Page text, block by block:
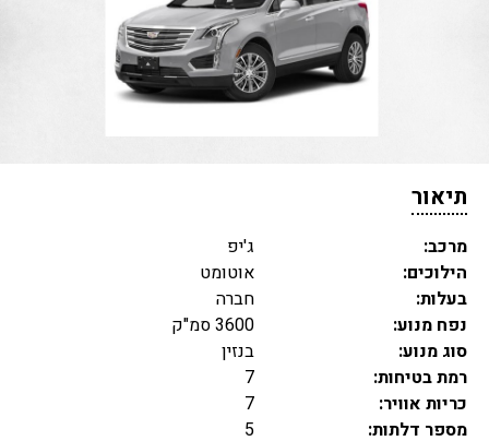
תיאור
מרכב:
ג'יפ
הילוכים:
אוטומט
בעלות:
חברה
נפח מנוע:
3600 סמ"ק
סוג מנוע:
בנזין
רמת בטיחות:
7
כריות אוויר:
7
מספר דלתות:
5